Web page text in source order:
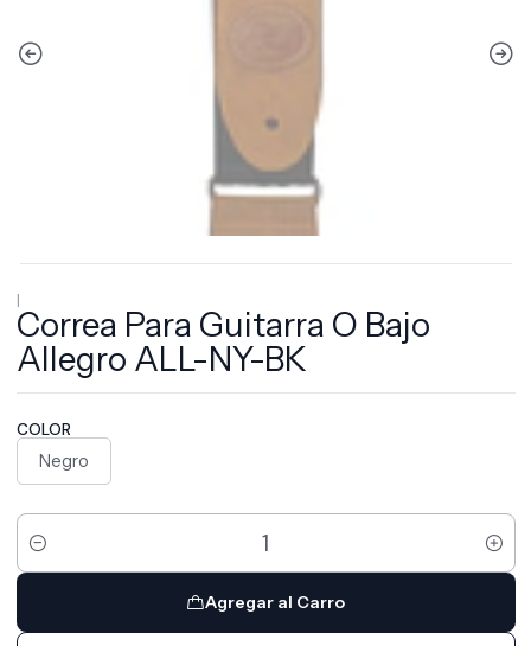
|
Correa Para Guitarra O Bajo
Allegro ALL-NY-BK
COLOR
Negro
Cantidad
Agregar al Carro